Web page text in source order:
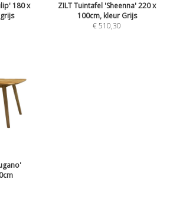
180 x
ZILT Tuintafel 'Sheenna' 220 x
100cm, kleur Grijs
€ 510,30